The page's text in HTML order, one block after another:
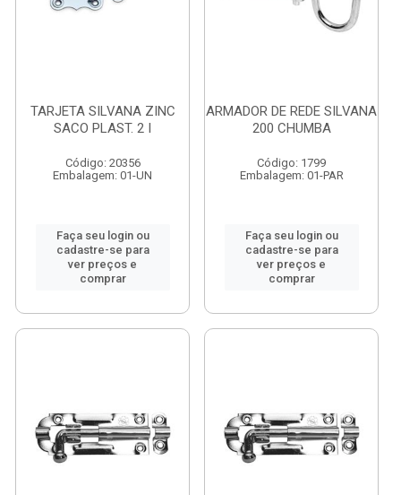
TARJETA SILVANA ZINC
SACO PLAST. 2 I
Código: 20356
Embalagem: 01-UN
Faça seu login ou
cadastre-se para
ver preços e
comprar
ARMADOR DE REDE SILVANA
200 CHUMBA
Código: 1799
Embalagem: 01-PAR
Faça seu login ou
cadastre-se para
ver preços e
comprar